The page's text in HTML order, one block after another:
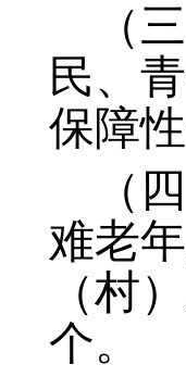
（
民、
保障
（
难老
（村
个。